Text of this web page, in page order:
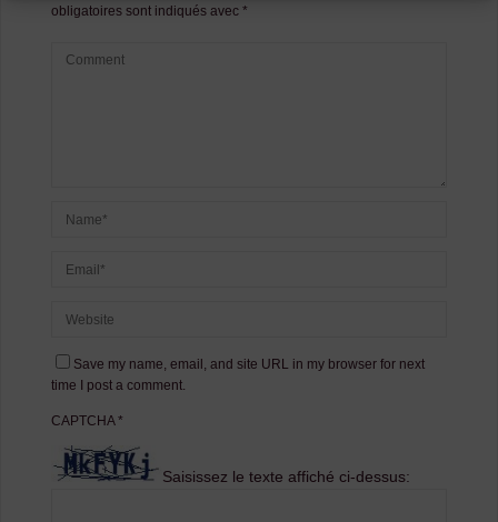
obligatoires sont indiqués avec *
Save my name, email, and site URL in my browser for next
time I post a comment.
CAPTCHA*
Saisissez le texte affiché ci-dessus: